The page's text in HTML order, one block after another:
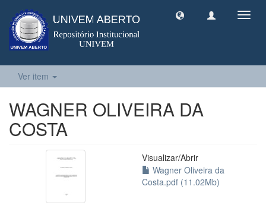
Ver item
WAGNER OLIVEIRA DA
COSTA
Visualizar/Abrir
Wagner Oliveira da
Costa.pdf (11.02Mb)